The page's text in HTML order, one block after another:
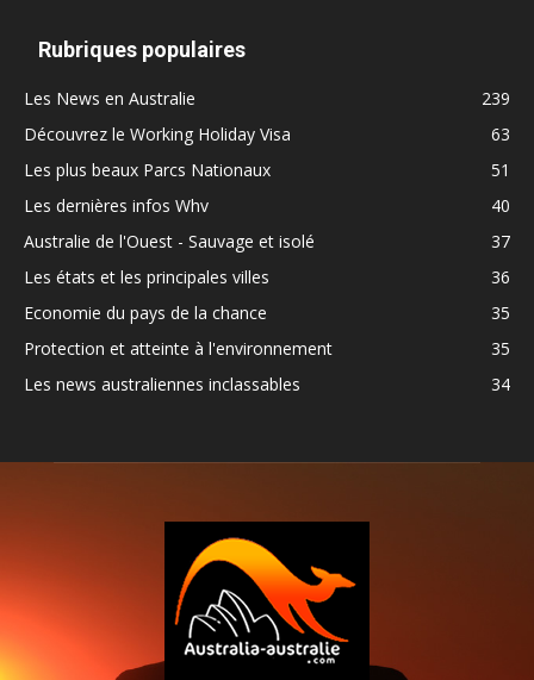
Rubriques populaires
Les News en Australie
239
Découvrez le Working Holiday Visa
63
Les plus beaux Parcs Nationaux
51
Les dernières infos Whv
40
Australie de l'Ouest - Sauvage et isolé
37
Les états et les principales villes
36
Economie du pays de la chance
35
Protection et atteinte à l'environnement
35
Les news australiennes inclassables
34